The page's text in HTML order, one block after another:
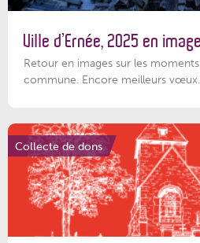
Ville d’Ernée, 2025 en
Retour en images sur les
commune. Encore meilleurs
Collecte de dons